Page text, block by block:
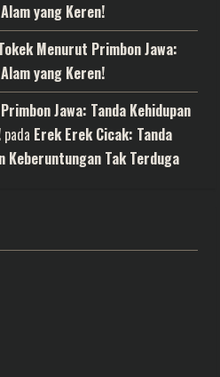
yang Keren!
Menurut Primbon Jawa:
yang Keren!
Jawa: Tanda Kehidupan
pada Erek Erek Cicak: Tanda
Keberuntungan Tak Terduga